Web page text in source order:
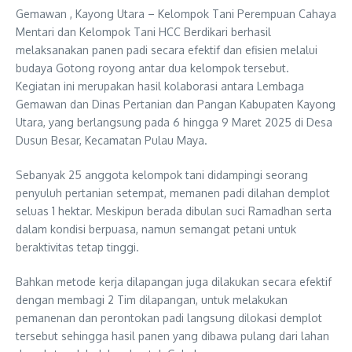
Gemawan , Kayong Utara – Kelompok Tani Perempuan Cahaya
Mentari dan Kelompok Tani HCC Berdikari berhasil
melaksanakan panen padi secara efektif dan efisien melalui
budaya Gotong royong antar dua kelompok tersebut.
Kegiatan ini merupakan hasil kolaborasi antara Lembaga
Gemawan dan Dinas Pertanian dan Pangan Kabupaten Kayong
Utara, yang berlangsung pada 6 hingga 9 Maret 2025 di Desa
Dusun Besar, Kecamatan Pulau Maya.
Sebanyak 25 anggota kelompok tani didampingi seorang
penyuluh pertanian setempat, memanen padi dilahan demplot
seluas 1 hektar. Meskipun berada dibulan suci Ramadhan serta
dalam kondisi berpuasa, namun semangat petani untuk
beraktivitas tetap tinggi.
Bahkan metode kerja dilapangan juga dilakukan secara efektif
dengan membagi 2 Tim dilapangan, untuk melakukan
pemanenan dan perontokan padi langsung dilokasi demplot
tersebut sehingga hasil panen yang dibawa pulang dari lahan